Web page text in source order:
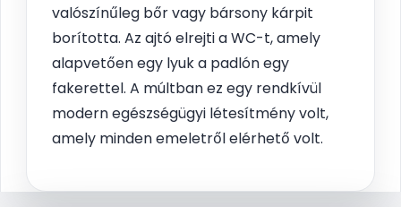
valószínűleg bőr vagy bársony kárpit
borította. Az ajtó elrejti a WC-t, amely
alapvetően egy lyuk a padlón egy
fakerettel. A múltban ez egy rendkívül
modern egészségügyi létesítmény volt,
amely minden emeletről elérhető volt.